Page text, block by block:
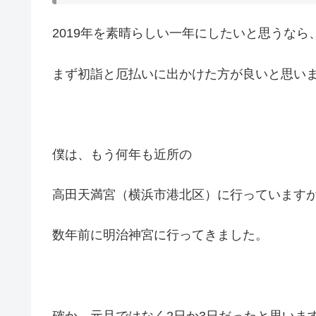
2019年を素晴らしい一年にしたいと思うなら、
まず初詣と厄払いに出かけた方が良いと思いま
僕は、もう何年も近所の
高田天満宮（横浜市港北区）に行っていますが
数年前に明治神宮に行ってきました。